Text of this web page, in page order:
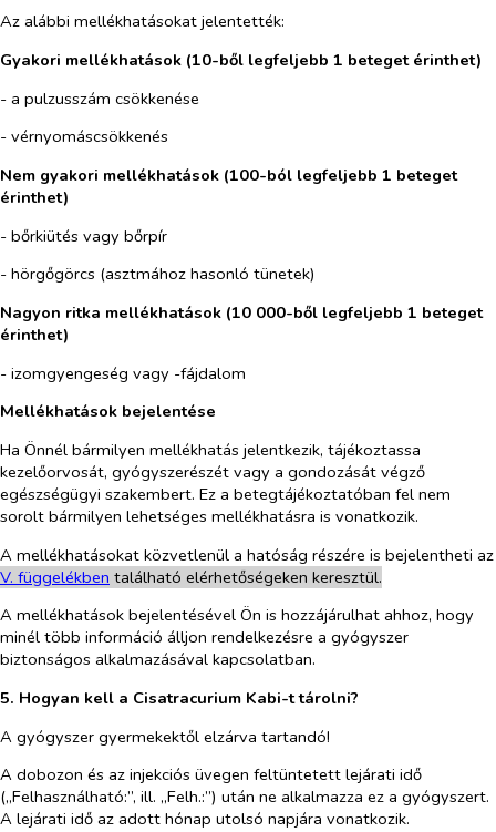
Az alábbi mellékhatásokat jelentették:
Gyakori mellékhatások (10-ből legfeljebb 1 beteget érinthet)
- a pulzusszám csökkenése
- vérnyomáscsökkenés
Nem gyakori mellékhatások (100-ból legfeljebb 1 beteget
érinthet)
- bőrkiütés vagy bőrpír
- hörgőgörcs (asztmához hasonló tünetek)
Nagyon ritka mellékhatások (10 000-ből legfeljebb 1 beteget
érinthet)
- izomgyengeség vagy -fájdalom
Mellékhatások bejelentése
Ha Önnél bármilyen mellékhatás jelentkezik, tájékoztassa
kezelőorvosát, gyógyszerészét vagy a gondozását végző
egészségügyi szakembert. Ez a betegtájékoztatóban fel nem
sorolt bármilyen lehetséges mellékhatásra is vonatkozik.
A mellékhatásokat közvetlenül a hatóság részére is bejelentheti az
V. függelékben található elérhetőségeken keresztül.
A mellékhatások bejelentésével Ön is hozzájárulhat ahhoz, hogy
minél több információ álljon rendelkezésre a gyógyszer
biztonságos alkalmazásával kapcsolatban.
5. Hogyan kell a Cisatracurium Kabi-t tárolni?
A gyógyszer gyermekektől elzárva tartandó!
A dobozon és az injekciós üvegen feltüntetett lejárati idő
(„Felhasználható:”, ill. „Felh.:”) után ne alkalmazza ez a gyógyszert.
A lejárati idő az adott hónap utolsó napjára vonatkozik.